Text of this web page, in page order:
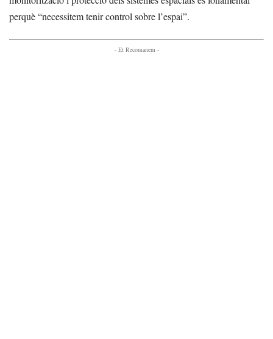
perquè “necessitem tenir control sobre l’espai”.
- Et Recomanem -